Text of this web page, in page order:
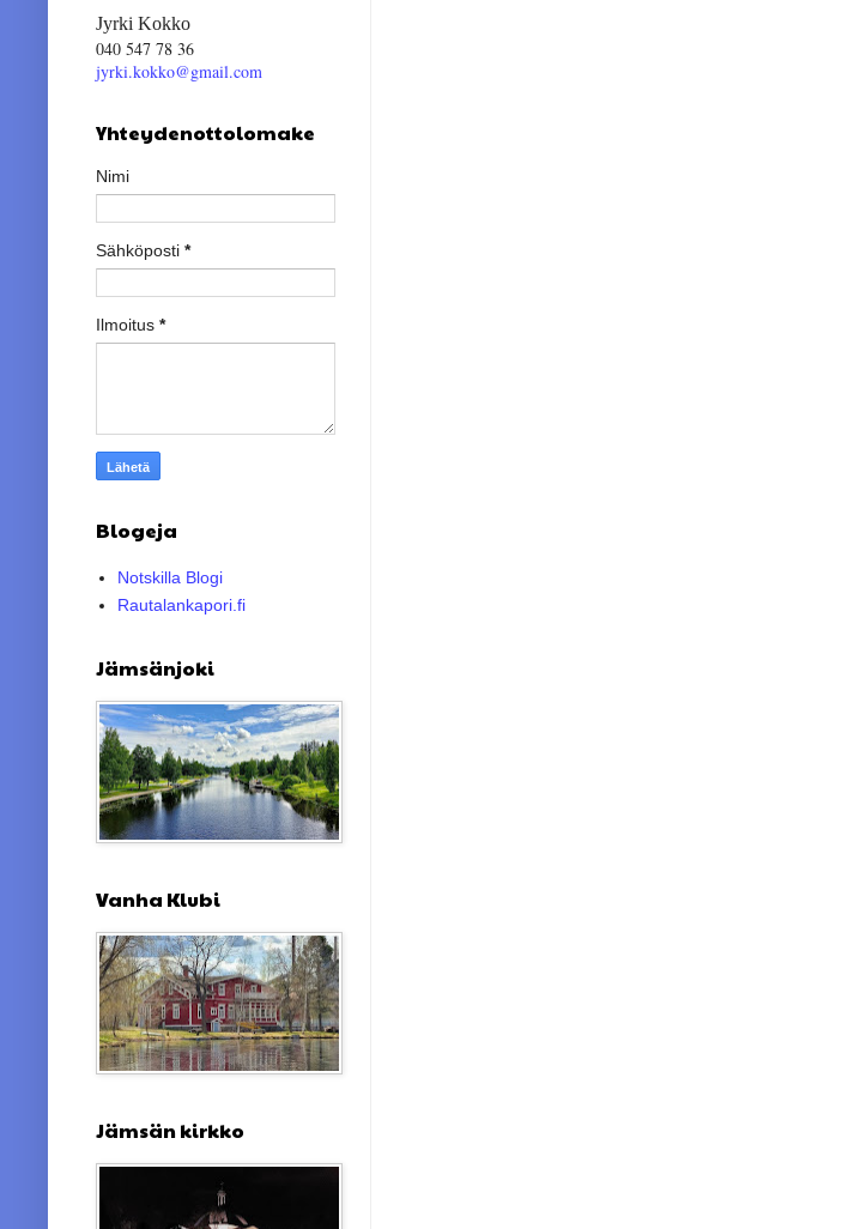
Jyrki Kokko
040 547 78 36
jyrki.kokko@gmail.com
Yhteydenottolomake
Nimi
Sähköposti *
Ilmoitus *
Blogeja
Notskilla Blogi
Rautalankapori.fi
Jämsänjoki
Vanha Klubi
Jämsän kirkko